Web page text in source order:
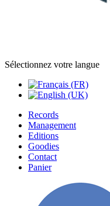
Sélectionnez votre langue
Records
Management
Editions
Goodies
Contact
Panier